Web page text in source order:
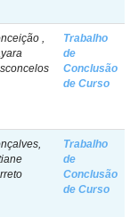
,
Trabalho
de
Conclusão
de Curso
Trabalho
de
Conclusão
de Curso